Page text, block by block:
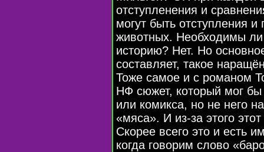
отступленения и
могут быть отступления
животных. Необходимы ли
историю? Нет. Но
составляет, такое
Тоже самое и с романом
НФ сюжет, который мог бы
или комикса, но не него
«мяса». И из-за этого
Скорее всего это и есть
когда говорим слово